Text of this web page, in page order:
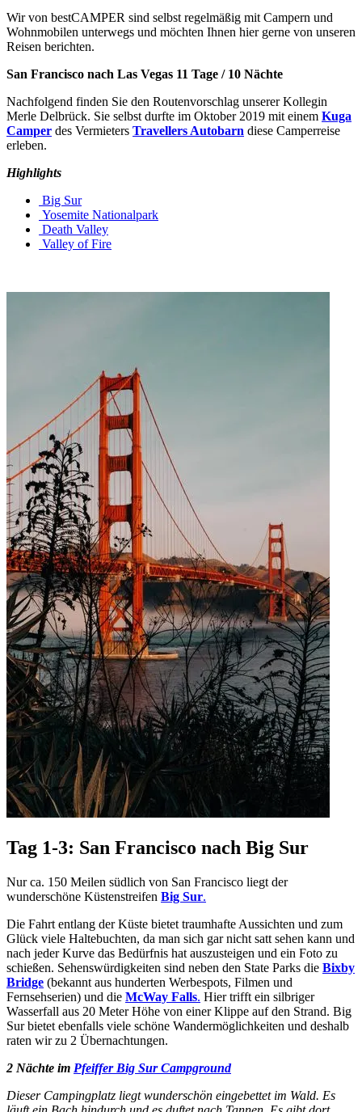
Wir von bestCAMPER sind selbst regelmäßig mit Campern und
Wohnmobilen unterwegs und möchten Ihnen hier gerne von unseren
Reisen berichten.
San Francisco nach Las Vegas 11 Tage / 10 Nächte
Nachfolgend finden Sie den Routenvorschlag unserer Kollegin
Merle Delbrück. Sie selbst durfte im Oktober 2019 mit einem Kuga
Camper des Vermieters Travellers Autobarn diese Camperreise
erleben.
Highlights
Big Sur
Yosemite Nationalpark
Death Valley
Valley of Fire
Tag 1-3: San Francisco nach Big Sur
Nur ca. 150 Meilen südlich von San Francisco liegt der
wunderschöne Küstenstreifen Big Sur.
Die Fahrt entlang der Küste bietet traumhafte Aussichten und zum
Glück viele Haltebuchten, da man sich gar nicht satt sehen kann und
nach jeder Kurve das Bedürfnis hat auszusteigen und ein Foto zu
schießen. Sehenswürdigkeiten sind neben den State Parks die Bixby
Bridge (bekannt aus hunderten Werbespots, Filmen und
Fernsehserien) und die McWay Falls. Hier trifft ein silbriger
Wasserfall aus 20 Meter Höhe von einer Klippe auf den Strand. Big
Sur bietet ebenfalls viele schöne Wandermöglichkeiten und deshalb
raten wir zu 2 Übernachtungen.
2 Nächte im Pfeiffer Big Sur Campground
Dieser Campingplatz liegt wunderschön eingebettet im Wald. Es